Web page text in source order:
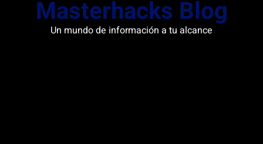
Masterhacks Blog
Un mundo de información a tu alcance